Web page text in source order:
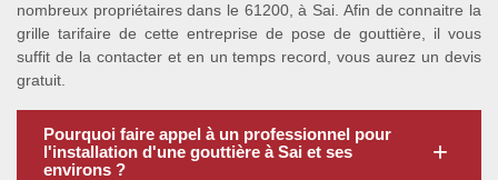
nombreux propriétaires dans le 61200, à Sai. Afin de connaitre la
grille tarifaire de cette entreprise de pose de gouttière, il vous
suffit de la contacter et en un temps record, vous aurez un devis
gratuit.
Pourquoi faire appel à un professionnel pour
l'installation d'une gouttière à Sai et ses
environs ?